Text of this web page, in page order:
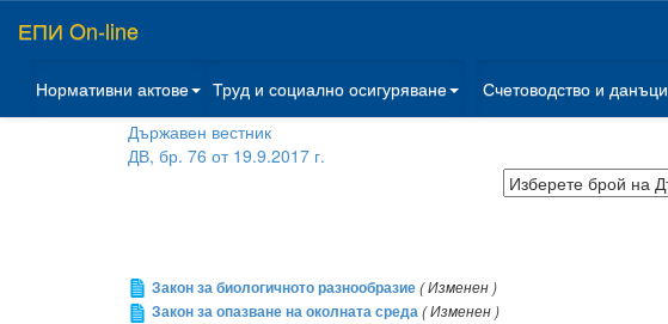
ЕПИ On-line
Нормативни актове Труд и социално осигуряване Счетоводство и данъци
Държавен вестник
ДВ, бр. 76 от 19.9.2017 г.
Закон за биологичното разнообразие( Изменен )
Закон за опазване на околната среда( Изменен )